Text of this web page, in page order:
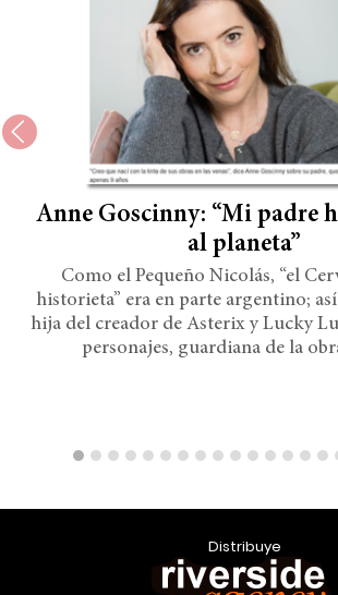
Anne Goscinny: “Mi padre
al planeta”
Como el Pequeño Nicolás, “el
historieta” era en parte argentino;
hija del creador de Asterix y Lucky
personajes, guardiana de la
Distribuye